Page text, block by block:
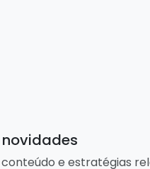
novidades
conteúdo e estratégias